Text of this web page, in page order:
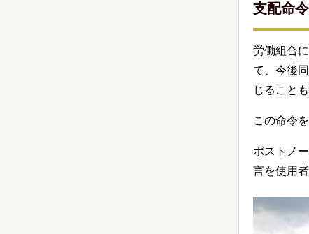
支配命
労働組合
て、今後
じること
この命令
ポストノ
言を使用